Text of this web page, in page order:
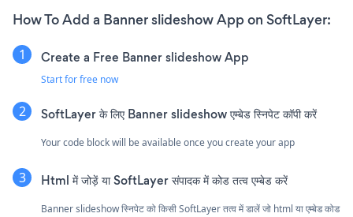
How To Add a Banner slideshow App on SoftLayer:
Create a Free Banner slideshow App
Start for free now
SoftLayer के लिए Banner slideshow एम्बेड स्निपेट कॉपी करें
Your code block will be available once you create your app
Html में जोड़ें या SoftLayer संपादक में कोड तत्व एम्बेड करें
Banner slideshow स्निपेट को किसी SoftLayer तत्व में डालें जो html या एम्बेड कोड